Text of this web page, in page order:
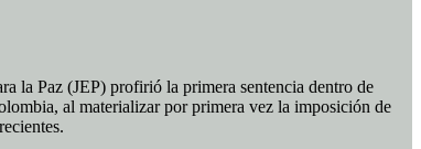
la Paz (JEP) profirió la primera sentencia dentro de
al materializar por primera vez la imposición de